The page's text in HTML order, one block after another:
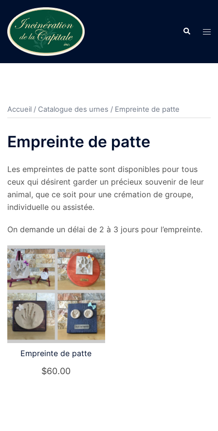
contenu
Search
Accueil / Catalogue des urnes / Empreinte de patte
Empreinte de patte
Les empreintes de patte sont disponibles pour tous
ceux qui désirent garder un précieux souvenir de leur
animal, que ce soit pour une crémation de groupe,
individuelle ou assistée.
On demande un délai de 2 à 3 jours pour l’empreinte.
Empreinte de patte
$60.00